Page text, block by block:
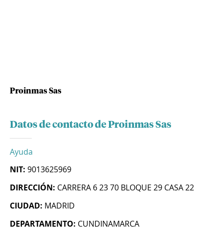
Proinmas Sas
Datos de contacto de Proinmas Sas
Ayuda
NIT: 9013625969
DIRECCIÓN: CARRERA 6 23 70 BLOQUE 29 CASA 22
CIUDAD: MADRID
DEPARTAMENTO: CUNDINAMARCA